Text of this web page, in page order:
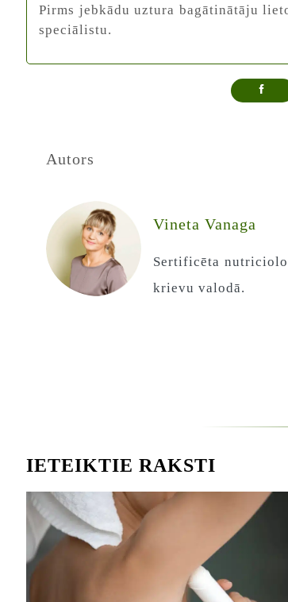
Pirms jebkādu uztura bagātinātāju
speciālistu.
Autors
Vineta Vanaga
Sertificēta
krievu valodā.
IETEIKTIE RAKSTI